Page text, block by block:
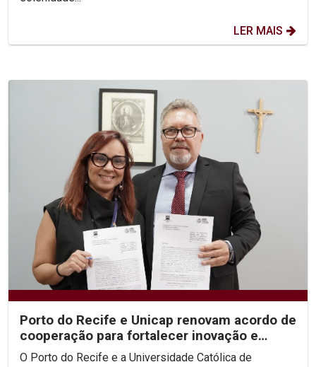
LER MAIS
Porto do Recife e Unicap renovam acordo de
cooperação para fortalecer inovação e
formação acadêmica
O Porto do Recife e a Universidade Católica de